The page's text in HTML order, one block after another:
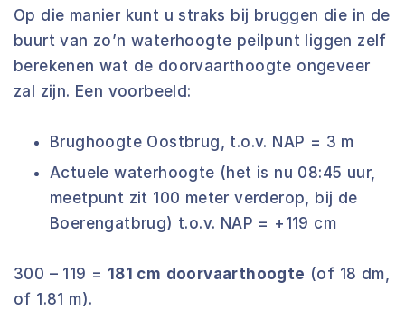
Op die manier kunt u straks bij bruggen die in de
buurt van zo’n waterhoogte peilpunt liggen zelf
berekenen wat de doorvaarthoogte ongeveer
zal zijn. Een voorbeeld:
Brughoogte Oostbrug, t.o.v. NAP = 3 m
Actuele waterhoogte (het is nu 08:45 uur,
meetpunt zit 100 meter verderop, bij de
Boerengatbrug) t.o.v. NAP = +119 cm
300 – 119 = 181 cm doorvaarthoogte (of 18 dm,
of 1.81 m).